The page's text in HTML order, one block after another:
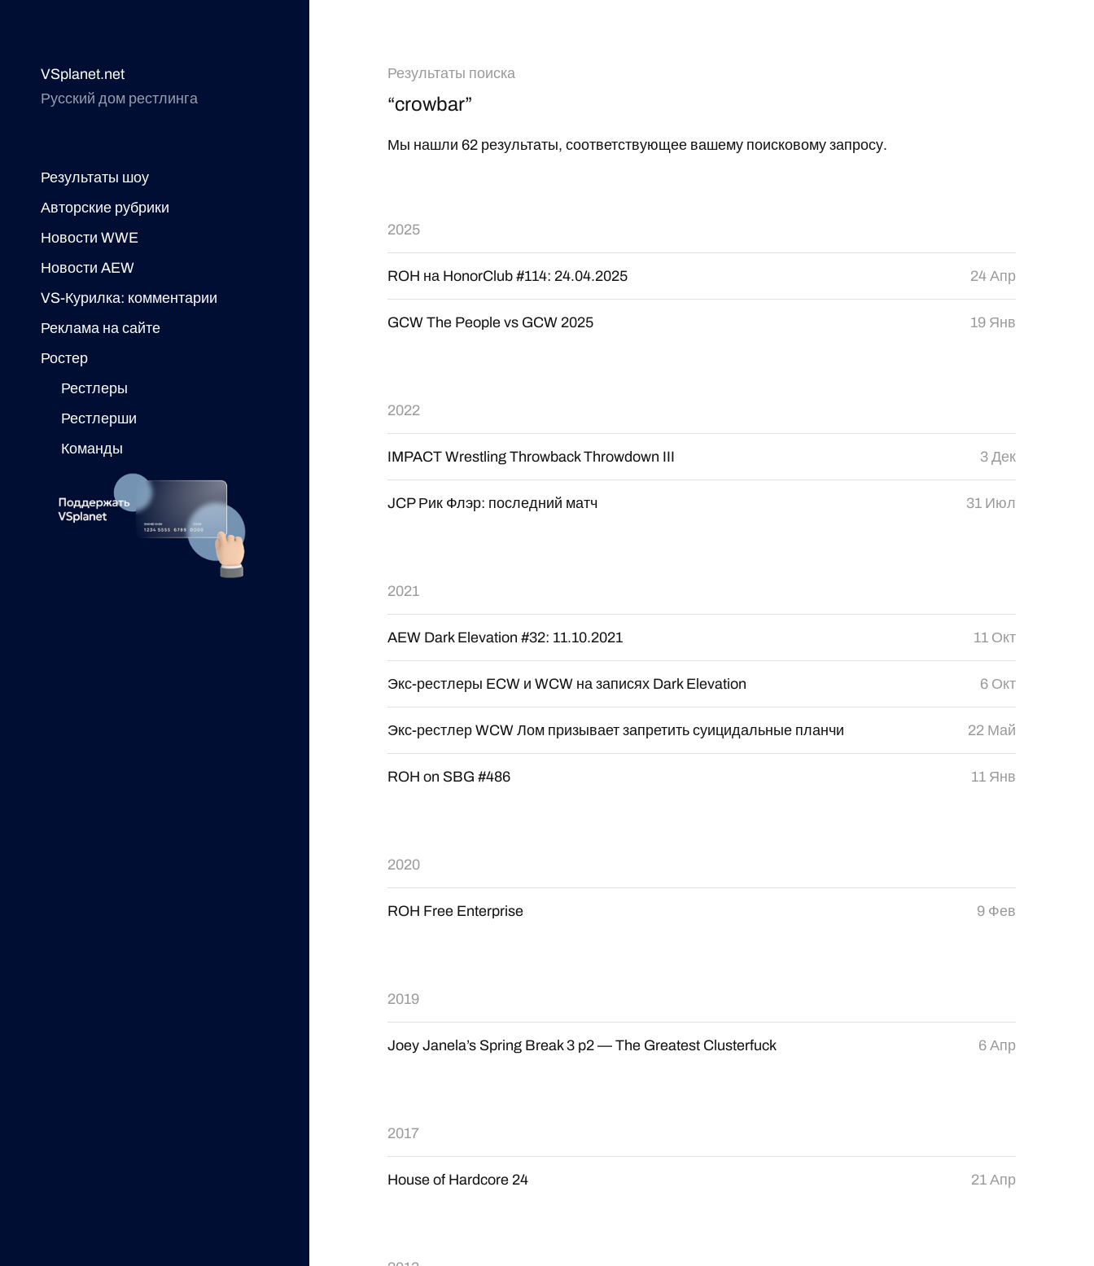
VSplanet.net
Русский дом рестлинга
Результаты шоу
Авторские рубрики
Новости WWE
Новости AEW
VS-Курилка: комментарии
Реклама на сайте
Ростер
Рестлеры
Рестлерши
Команды
Результаты поиска
“crowbar”
Мы нашли 62 результаты, соответствующее вашему поисковому запросу.
2025
ROH на HonorClub #114: 24.04.2025 24 Апр
GCW The People vs GCW 2025 19 Янв
2022
IMPACT Wrestling Throwback Throwdown III 3 Дек
JCP Рик Флэр: последний матч 31 Июл
2021
AEW Dark Elevation #32: 11.10.2021 11 Окт
Экс-рестлеры ECW и WCW на записях Dark Elevation 6 Окт
Экс-рестлер WCW Лом призывает запретить суицидальные планчи 22 Май
ROH on SBG #486 11 Янв
2020
ROH Free Enterprise 9 Фев
2019
Joey Janela’s Spring Break 3 p2 — The Greatest Clusterfuck 6 Апр
2017
House of Hardcore 24 21 Апр